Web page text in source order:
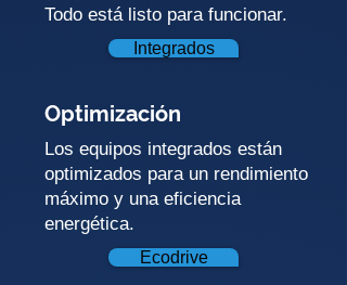
Todo está listo para funcionar.
Integrados
Optimización
Los equipos integrados están
optimizados para un rendimiento
máximo y una eficiencia
energética.
Ecodrive